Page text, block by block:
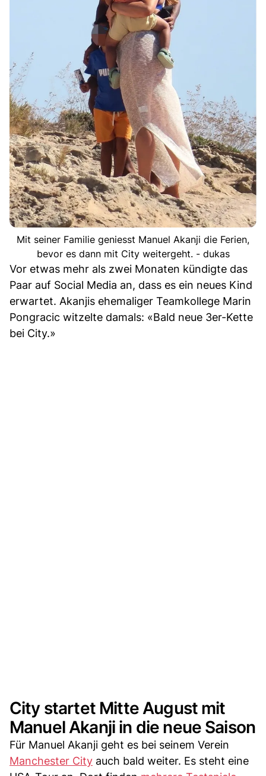
Mit seiner Familie geniesst Manuel Akanji die Ferien,
bevor es dann mit City weitergeht. - dukas
Vor etwas mehr als zwei Monaten kündigte das
Paar auf Social Media an, dass es ein neues Kind
erwartet. Akanjis ehemaliger Teamkollege Marin
Pongracic witzelte damals: «Bald neue 3er-Kette
bei City.»
City startet Mitte August mit
Manuel Akanji in die neue Saison
Für Manuel Akanji geht es bei seinem Verein
Manchester City auch bald weiter. Es steht eine